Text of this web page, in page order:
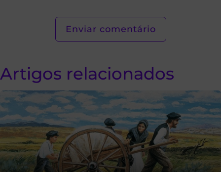
Artigos relacionados